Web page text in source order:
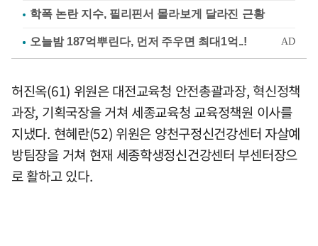
학폭 논란 지수, 필리핀서 몰라보게 달라진 근황
허진옥(61) 위원은 대전교육청 안전총괄과장, 혁신정책
과장, 기획국장을 거쳐 세종교육청 교육정책원 이사를
지냈다. 현혜란(52) 위원은 양천구정신건강센터 자살예
방팀장을 거쳐 현재 세종학생정신건강센터 부센터장으
로 활하고 있다.